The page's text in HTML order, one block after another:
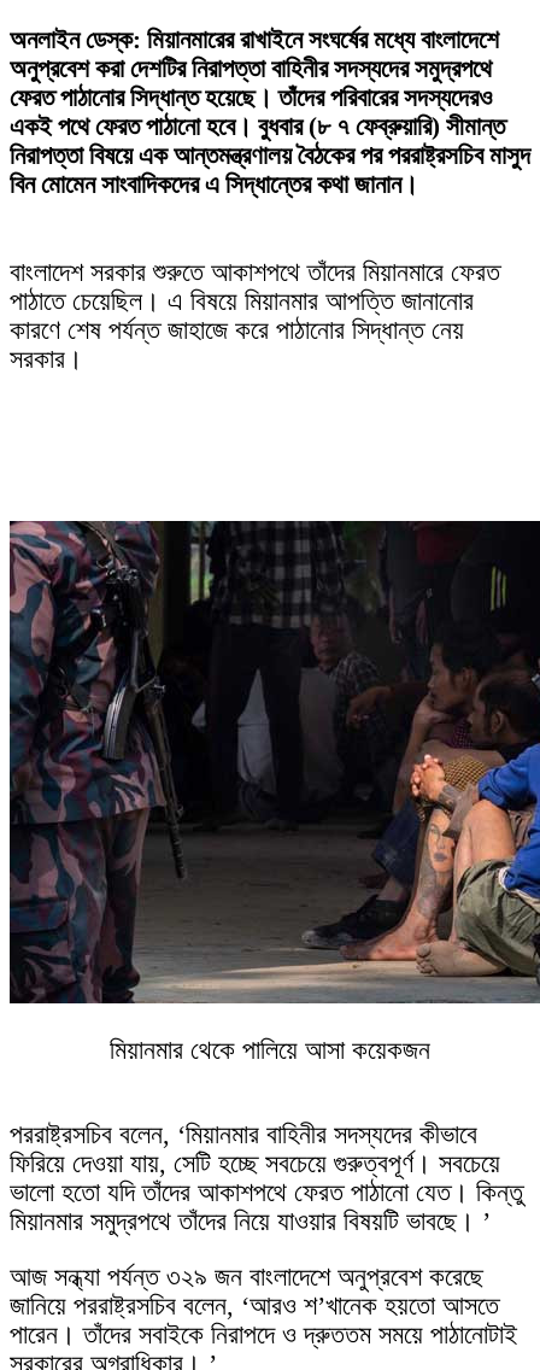
অনলাইন ডেস্ক: মিয়ানমারের রাখাইনে সংঘর্ষের মধ্যে বাংলাদেশে
অনুপ্রবেশ করা দেশটির নিরাপত্তা বাহিনীর সদস্যদের সমুদ্রপথে
ফেরত পাঠানোর সিদ্ধান্ত হয়েছে। তাঁদের পরিবারের সদস্যদেরও
একই পথে ফেরত পাঠানো হবে। বুধবার (৮ ৭ ফেব্রুয়ারি) সীমান্ত
নিরাপত্তা বিষয়ে এক আন্তমন্ত্রণালয় বৈঠকের পর পররাষ্ট্রসচিব মাসুদ
বিন মোমেন সাংবাদিকদের এ সিদ্ধান্তের কথা জানান।
বাংলাদেশ সরকার শুরুতে আকাশপথে তাঁদের মিয়ানমারে ফেরত
পাঠাতে চেয়েছিল। এ বিষয়ে মিয়ানমার আপত্তি জানানোর
কারণে শেষ পর্যন্ত জাহাজে করে পাঠানোর সিদ্ধান্ত নেয়
সরকার।
মিয়ানমার থেকে পালিয়ে আসা কয়েকজন
পররাষ্ট্রসচিব বলেন, ‘মিয়ানমার বাহিনীর সদস্যদের কীভাবে
ফিরিয়ে দেওয়া যায়, সেটি হচ্ছে সবচেয়ে গুরুত্বপূর্ণ। সবচেয়ে
ভালো হতো যদি তাঁদের আকাশপথে ফেরত পাঠানো যেত। কিন্তু
মিয়ানমার সমুদ্রপথে তাঁদের নিয়ে যাওয়ার বিষয়টি ভাবছে। ’
আজ সন্ধ্যা পর্যন্ত ৩২৯ জন বাংলাদেশে অনুপ্রবেশ করেছে
জানিয়ে পররাষ্ট্রসচিব বলেন, ‘আরও শ’খানেক হয়তো আসতে
পারেন। তাঁদের সবাইকে নিরাপদে ও দ্রুততম সময়ে পাঠানোটাই
সরকারের অগ্রাধিকার। ’